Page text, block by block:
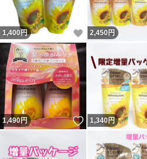
1,400 円 いいね！
2,450 円
1,490円 いいね！
1,340円